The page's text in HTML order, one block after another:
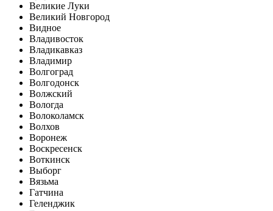
Великие Луки
Великий Новгород
Видное
Владивосток
Владикавказ
Владимир
Волгоград
Волгодонск
Волжский
Вологда
Волоколамск
Волхов
Воронеж
Воскресенск
Воткинск
Выборг
Вязьма
Гатчина
Геленджик